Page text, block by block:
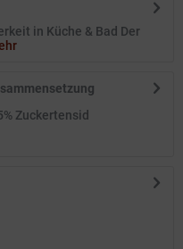
in Küche & Bad Der
Zuckertensid